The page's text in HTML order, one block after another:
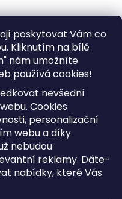
poskytovat Vám co
Kliknutím na bílé
nám umožníte
používá cookies!
nevšední
Cookies
personalizační
webu a díky
nebudou
reklamy. Dáte-
nabídky, které Vás